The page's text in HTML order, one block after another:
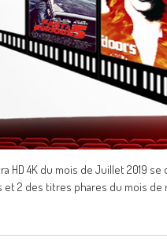
HD 4K du mois de Juillet 2019
et 2 des titres phares du mois